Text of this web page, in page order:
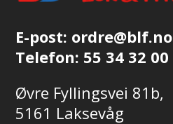
E-post: ordre@blf.no
Telefon: 55 34 32 00
Øvre Fyllingsvei 81b,
5161 Laksevåg